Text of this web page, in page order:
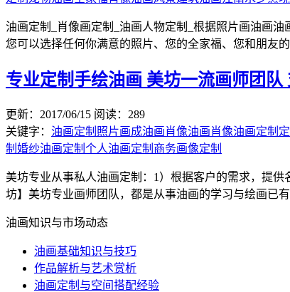
油画定制_肖像画定制_油画人物定制_根据照片画油画
您可以选择任何你满意的照片、您的全家福、您和朋友
专业定制手绘油画 美坊一流画师团队
更新：2017/06/15 阅读：289
关键字： 油画定制 照片画成油画肖像油画肖像油画定制
制 婚纱油画定制 个人油画定制 商务画像定制
美坊专业从事私人油画定制：1）根据客户的需求，提
坊】美坊专业画师团队，都是从事油画的学习与绘画已
油画知识与市场动态
油画基础知识与技巧
作品解析与艺术赏析
油画定制与空间搭配经验